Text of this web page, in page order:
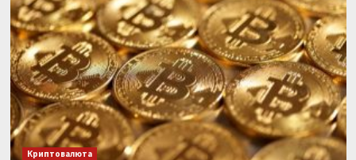
Криптовалюта